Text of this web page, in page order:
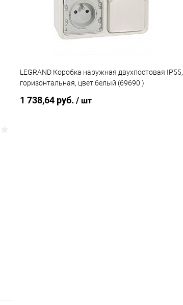
В избранное
LEGRAND Коробка наружная двухпостовая IP55,
горизонтальная, цвет белый (69690 )
1 738,64 руб. / шт